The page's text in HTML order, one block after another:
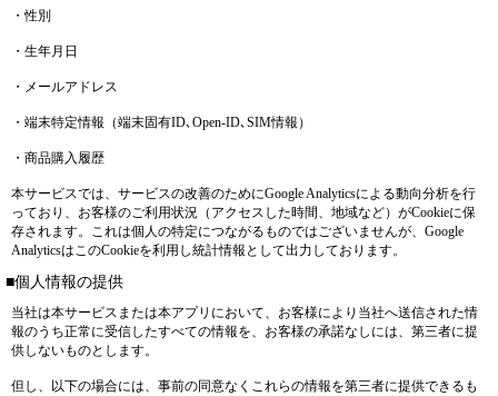
・性別
・生年月日
・メールアドレス
・端末特定情報（端末固有ID､Open-ID､SIM情報）
・商品購入履歴
本サービスでは、サービスの改善のためにGoogle Analyticsによる動向分析を行
っており、お客様のご利用状況（アクセスした時間、地域など）がCookieに保
存されます。これは個人の特定につながるものではございませんが、Google
AnalyticsはこのCookieを利用し統計情報として出力しております。
■個人情報の提供
当社は本サービスまたは本アプリにおいて、お客様により当社へ送信された情
報のうち正常に受信したすべての情報を、お客様の承諾なしには、第三者に提
供しないものとします。
但し、以下の場合には、事前の同意なくこれらの情報を第三者に提供できるも